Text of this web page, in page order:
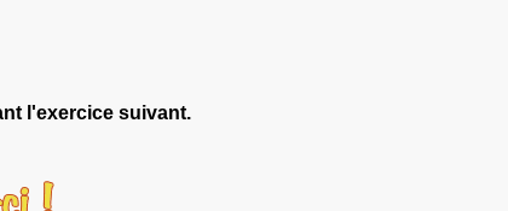
l'exercice suivant.